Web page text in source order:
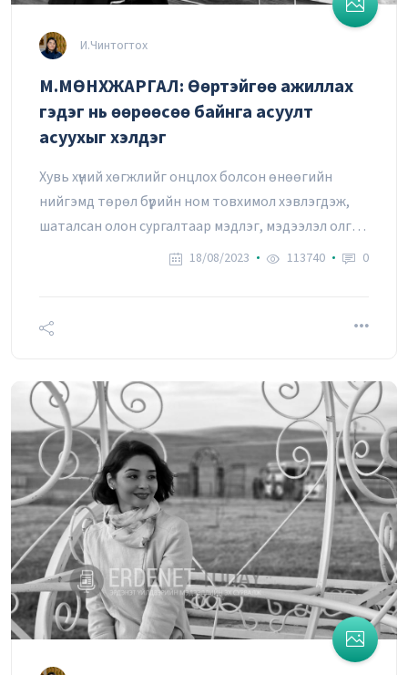
И.Чинтогтох
М.МӨНХЖАРГАЛ: Өөртэйгөө ажиллах
гэдэг нь өөрөөсөө байнга асуулт
асуухыг хэлдэг
Хувь хүний хөгжлийг онцлох болсон өнөөгийн
нийгэмд төрөл бүрийн ном товхимол хэвлэгдэж,
шаталсан олон сургалтаар мэдлэг, мэдээлэл олгож
байгааг та, бид харж байна.18/08/2023 113740 0